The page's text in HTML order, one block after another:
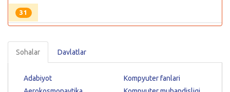
31
Sohalar Davlatlar
Adabiyot
Kompyuter fanlari